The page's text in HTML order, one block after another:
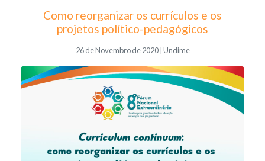
Como reorganizar os currículos e os
projetos político-pedagógicos
26 de Novembro de 2020 | Undime